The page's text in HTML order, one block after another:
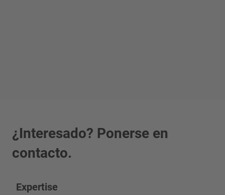
¿Interesado? Ponerse en
contacto.
Expertise